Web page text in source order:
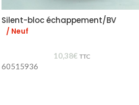
Silent-bloc échappement/BV
/ Neuf
10,38€ TTC
60515936